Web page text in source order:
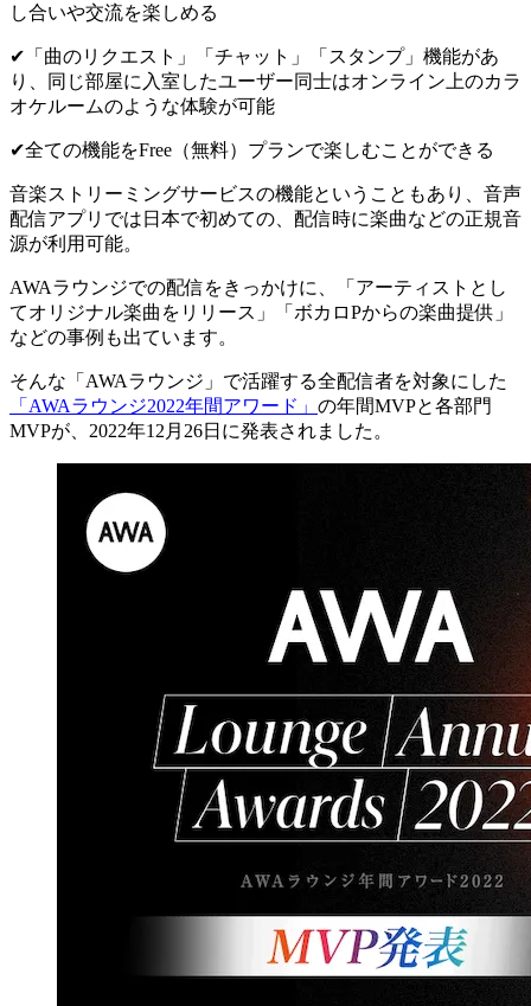
し合いや交流を楽しめる
✔︎「曲のリクエスト」「チャット」「スタンプ」機能があ
り、同じ部屋に入室したユーザー同士はオンライン上のカラ
オケルームのような体験が可能
✔︎全ての機能をFree（無料）プランで楽しむことができる
音楽ストリーミングサービスの機能ということもあり、 音声
配信アプリでは日本で初めての、配信時に楽曲などの正規音
源が利用可能。
AWAラウンジでの配信をきっかけに、「 アーティストとし
てオリジナル楽曲をリリース 」「 ボカロPからの楽曲提供 」
などの事例も出ています。
そんな「AWAラウンジ」で活躍する全配信者を対象にした
「AWAラウンジ2022年間アワード」 の年間MVPと各部門
MVPが、2022年12月26日に発表されました。